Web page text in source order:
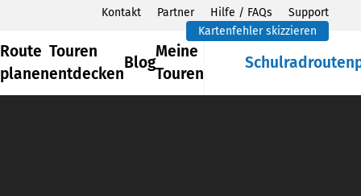
Kontakt Partner Hilfe / FAQs
Support
Kartenfehler skizzieren
Route
planen
Touren
entdecken
Blog
Meine
Touren